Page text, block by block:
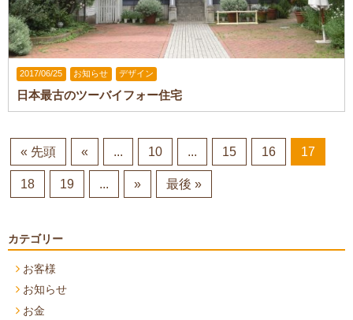
2017/06/25 お知らせ デザイン
日本最古のツーバイフォー住宅
« 先頭 « ... 10 ... 15 16 17
18 19 ... » 最後 »
カテゴリー
お客様
お知らせ
お金